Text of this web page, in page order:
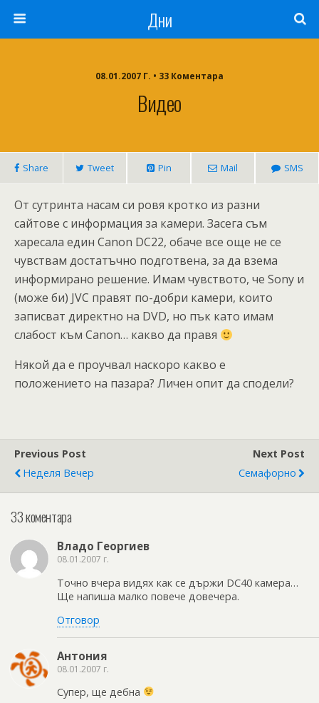
Дни
08.01.2007 Г. • 33 Коментара
Видео
Share Tweet Pin Mail SMS
От сутринта насам си ровя кротко из разни
сайтове с информация за камери. Засега съм
харесала един Canon DC22, обаче все още не се
чувствам достатъчно подготвена, за да взема
информирано решение. Имам чувството, че Sony и
(може би) JVC правят по-добри камери, които
записват директно на DVD, но пък като имам
слабост към Canon… какво да правя
Някой да е проучвал наскоро какво е
положението на пазара? Личен опит да сподели?
Previous Post
Неделя Вечер
Next Post
Семафорно
33 коментара
Владо Георгиев
08.01.2007 г.
Точно вчера видях как се държи DC40 камера…
Ще напиша малко повече довечера.
Отговор
Антония
08.01.2007 г.
Супер, ще дебна